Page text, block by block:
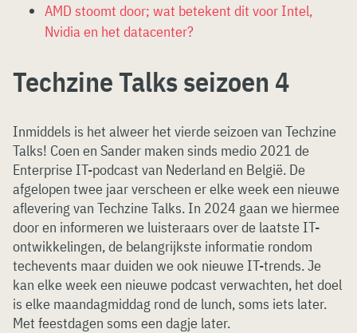
AMD stoomt door; wat betekent dit voor Intel,
Nvidia en het datacenter?
Techzine Talks seizoen 4
Inmiddels is het alweer het vierde seizoen van Techzine
Talks! Coen en Sander maken sinds medio 2021 de
Enterprise IT-podcast van Nederland en België. De
afgelopen twee jaar verscheen er elke week een nieuwe
aflevering van Techzine Talks. In 2024 gaan we hiermee
door en informeren we luisteraars over de laatste IT-
ontwikkelingen, de belangrijkste informatie rondom
techevents maar duiden we ook nieuwe IT-trends. Je
kan elke week een nieuwe podcast verwachten, het doel
is elke maandagmiddag rond de lunch, soms iets later.
Met feestdagen soms een dagje later.